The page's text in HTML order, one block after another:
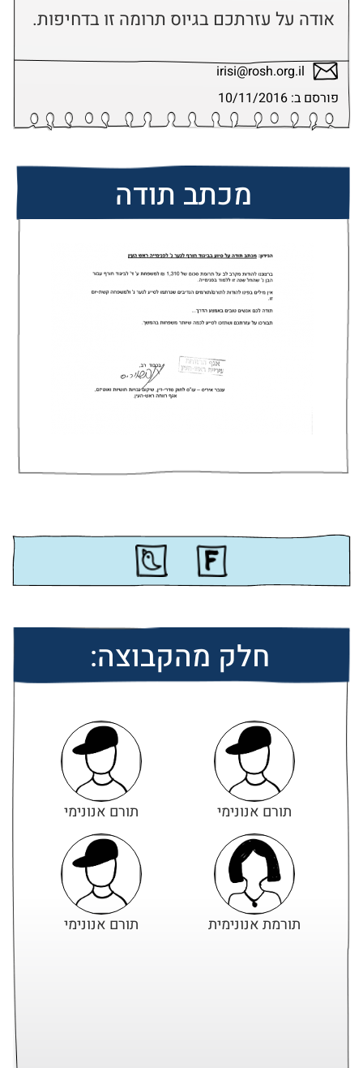
חלק מהקבוצה:
תורם אנונימי תורם אנונימי
תורמת אנונימית תורם אנונימי
אודה על עזרתכם בגיוס תרומה זו בדחיפות.
irisi@rosh.org.il
פורסם ב: 10/11/2016
מכתב תודה